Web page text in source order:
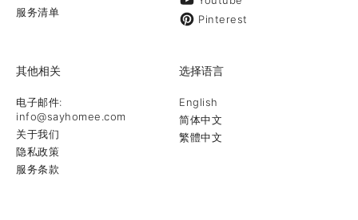
服务清单
Pinterest
其他相关
电子邮件:
info@sayhomee.com
关于我们
隐私政策
服务条款
选择语言
English
简体中文
繁體中文